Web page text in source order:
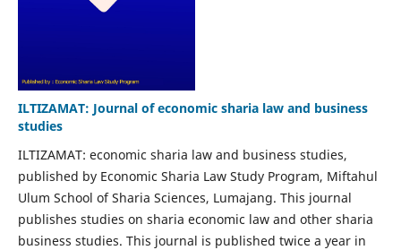
ILTIZAMAT: Journal of economic sharia law and business
studies
ILTIZAMAT: economic sharia law and business studies,
published by Economic Sharia Law Study Program, Miftahul
Ulum School of Sharia Sciences, Lumajang. This journal
publishes studies on sharia economic law and other sharia
business studies. This journal is published twice a year in